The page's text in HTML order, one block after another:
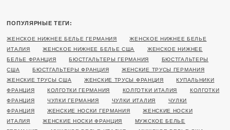
ПОПУЛЯРНЫЕ ТЕГИ:
ЖЕНСКОЕ НИЖНЕЕ БЕЛЬЕ ГЕРМАНИЯ
ЖЕНСКОЕ НИЖНЕЕ БЕЛЬЕ
ИТАЛИЯ
ЖЕНСКОЕ НИЖНЕЕ БЕЛЬЕ США
ЖЕНСКОЕ НИЖНЕЕ
БЕЛЬЕ ФРАНЦИЯ
БЮСТГАЛЬТЕРЫ ГЕРМАНИЯ
БЮСТГАЛЬТЕРЫ
США
БЮСТГАЛЬТЕРЫ ФРАНЦИЯ
ЖЕНСКИЕ ТРУСЫ ГЕРМАНИЯ
ЖЕНСКИЕ ТРУСЫ США
ЖЕНСКИЕ ТРУСЫ ФРАНЦИЯ
КУПАЛЬНИКИ
ФРАНЦИЯ
КОЛГОТКИ ГЕРМАНИЯ КОЛГОТКИ ИТАЛИЯ
КОЛГОТКИ
ФРАНЦИЯ
ЧУЛКИ ГЕРМАНИЯ ЧУЛКИ ИТАЛИЯ
ЧУЛКИ
ФРАНЦИЯ
ЖЕНСКИЕ НОСКИ ГЕРМАНИЯ
ЖЕНСКИЕ НОСКИ
ИТАЛИЯ
ЖЕНСКИЕ НОСКИ ФРАНЦИЯ
МУЖСКОЕ БЕЛЬЕ